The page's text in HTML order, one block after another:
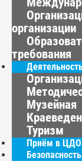
организации
требования
Музейная
Туризм
Приём в ЦДО
Безопасность